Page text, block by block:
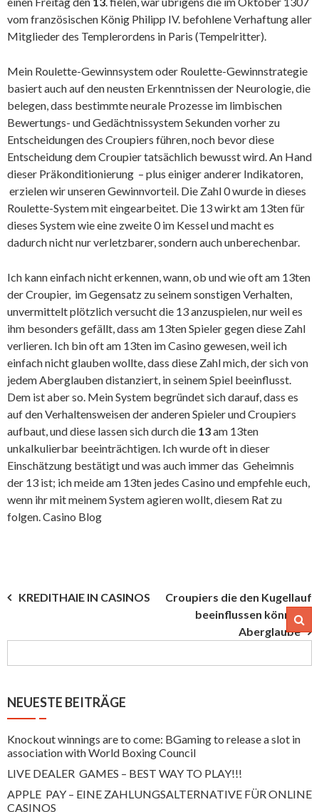
vom französischen König Philipp IV. befohlene Verhaftung aller
Mitglieder des Templerordens in Paris (Tempelritter).
Mein Roulette-Gewinnsystem oder Roulette-Gewinnstrategie
basiert auch auf den neusten Erkenntnissen der Neurologie, die
belegen, dass bestimmte neurale Prozesse im limbischen
Bewertungs- und Gedächtnissystem Sekunden vorher zu
Entscheidungen des Croupiers führen, noch bevor diese
Entscheidung dem Croupier tatsächlich bewusst wird. An Hand
dieser Präkonditionierung – plus einiger anderer Indikatoren,
erzielen wir unseren Gewinnvorteil. Die Zahl 0 wurde in dieses
Roulette-System mit eingearbeitet. Die 13 wirkt am 13ten für
dieses System wie eine zweite 0 im Kessel und macht es
dadurch nicht nur verletzbarer, sondern auch unberechenbar.
Ich kann einfach nicht erkennen, wann, ob und wie oft am 13ten
der Croupier, im Gegensatz zu seinem sonstigen Verhalten,
unvermittelt plötzlich versucht die 13 anzuspielen, nur weil es
ihm besonders gefällt, dass am 13ten Spieler gegen diese Zahl
verlieren. Ich bin oft am 13ten im Casino gewesen, weil ich
einfach nicht glauben wollte, dass diese Zahl mich, der sich von
jedem Aberglauben distanziert, in seinem Spiel beeinflusst.
Dem ist aber so. Mein System begründet sich darauf, dass es
auf den Verhaltensweisen der anderen Spieler und Croupiers
aufbaut, und diese lassen sich durch die 13am 13ten
unkalkulierbar beeinträchtigen. Ich wurde oft in dieser
Einschätzung bestätigt und was auch immer das Geheimnis
der 13 ist; ich meide am 13ten jedes Casino und empfehle euch,
wenn ihr mit meinem System agieren wollt, diesem Rat zu
folgen.Casino Blog
Beitragsnavigation
KREDITHAIE IN CASINOS
Croupiers die den Kugellauf
beeinflussen können –
Aberglaube
NEUESTE BEITRÄGE
Knockout winnings are to come: BGaming to release a slot in
association with World Boxing Council
LIVE DEALER GAMES – BEST WAY TO PLAY!!!
APPLE PAY – EINE ZAHLUNGSALTERNATIVE FÜR ONLINE
CASINOS